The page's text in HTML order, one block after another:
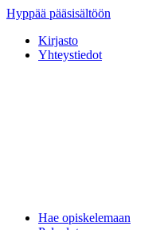
Hyppää pääsisältöön
Kirjasto
Yhteystiedot
Hae opiskelemaan